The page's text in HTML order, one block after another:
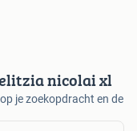
nicolai xl
je zoekopdracht en de